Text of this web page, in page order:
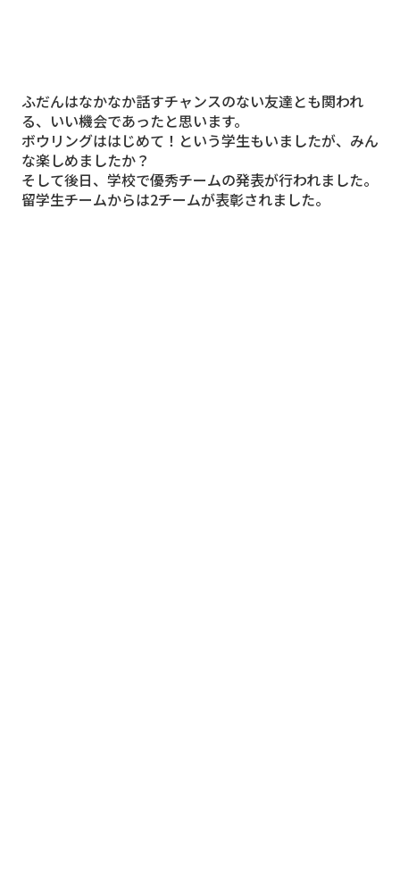
ふだんはなかなか話すチャンスのない友達とも関われ
る、いい機会であったと思います。
ボウリングははじめて！という学生もいましたが、みん
な楽しめましたか？
そして後日、学校で優秀チームの発表が行われました。
留学生チームからは2チームが表彰されました。